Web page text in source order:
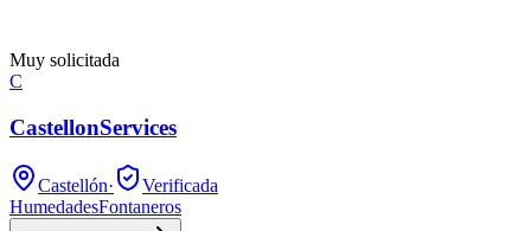
Muy solicitada
C
CastellonServices
Castellón·
Verificada
HumedadesFontaneros